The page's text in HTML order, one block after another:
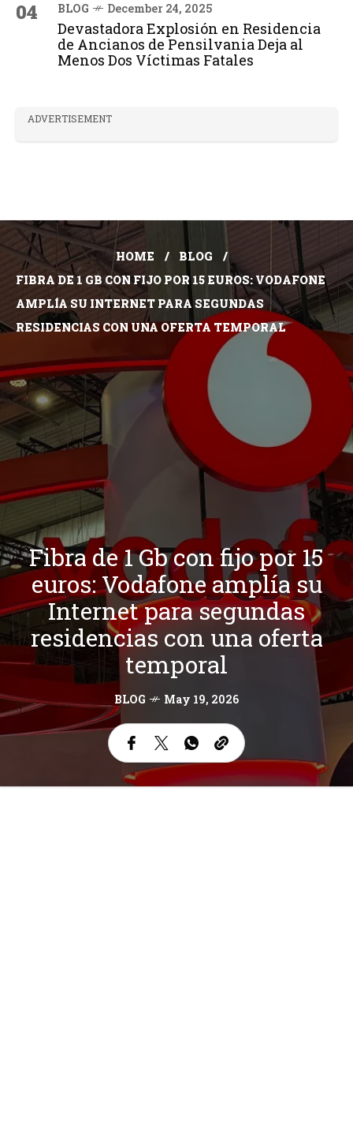
04 BLOG December 24, 2025
Devastadora Explosión en Residencia
de Ancianos de Pensilvania Deja al
Menos Dos Víctimas Fatales
ADVERTISEMENT
HOME
BLOG
FIBRA DE 1 GB CON FIJO POR 15 EUROS: VODAFONE
AMPLÍA SU INTERNET PARA SEGUNDAS
RESIDENCIAS CON UNA OFERTA TEMPORAL
Fibra de 1 Gb con fijo por 15
euros: Vodafone amplía su
Internet para segundas
residencias con una oferta
temporal
BLOG May 19, 2026